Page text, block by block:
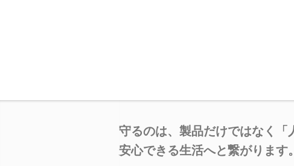
守るのは、製品だけではなく
安心できる生活へと繋がります。